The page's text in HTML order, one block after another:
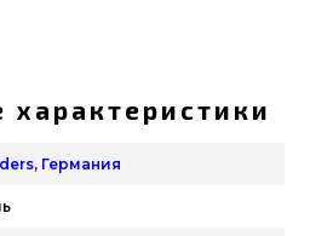
всего 10 960 грн. в интернет
грилей Гриль Поинт.
также Газовые грили в
по телефонному
характеристики
Германия